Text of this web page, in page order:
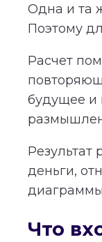
Одна и та
Поэтому
Расчет
будущее и
деньги,
Что